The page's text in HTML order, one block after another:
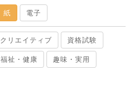
紙 電子
クリエイティブ 資格試験
福祉・健康 趣味・実用